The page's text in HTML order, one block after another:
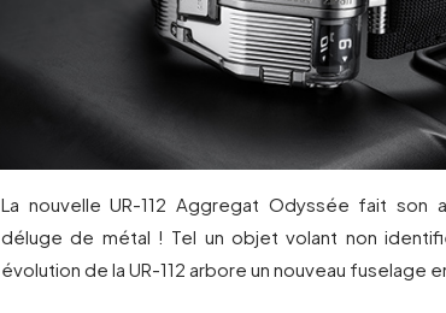
La nouvelle UR-112 Aggregat Odyssée fait son
déluge de métal ! Tel un objet volant non
évolution de la UR-112 arbore un nouveau fuselage